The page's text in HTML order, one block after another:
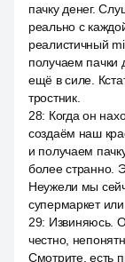
пачку денег.
реально с
реалистичный
получаем пачки
ещё в силе.
тростник.
28: Когда он
создаём наш
и получаем
более странно.
Неужели мы
супермаркет
29: Извиняюсь.
честно,
Смотрите, есть